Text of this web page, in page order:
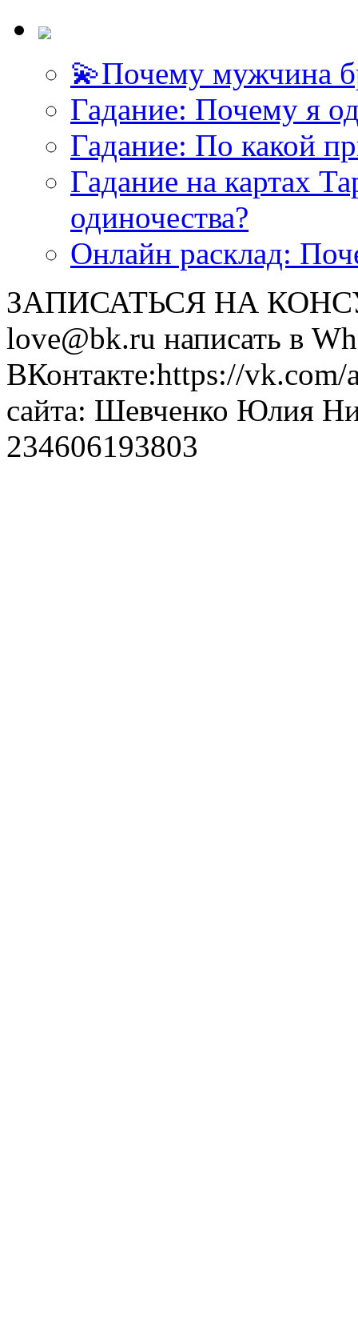
💫Почему мужчина
Гадание: Почему я
Гадание: По какой
Гадание на картах
одиночества?
Онлайн расклад:
ЗАПИСАТЬСЯ НА
love@bk.ru написать в
ВКонтакте:https://
сайта: Шевченко Юлия
234606193803